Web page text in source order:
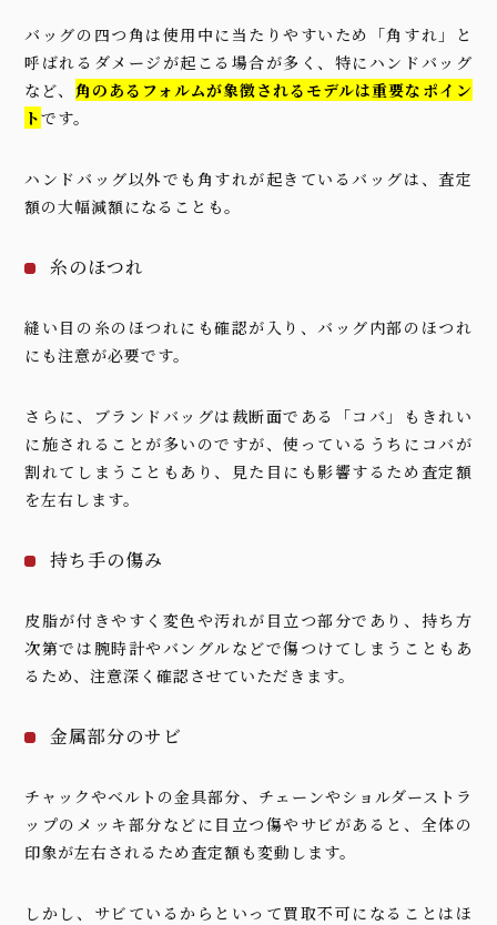
バッグの四つ角は使用中に当たりやすいため「角すれ」と
呼ばれるダメージが起こる場合が多く、特にハンドバッグ
など、 角のあるフォルムが象徴されるモデルは重要なポイン
トです。
ハンドバッグ以外でも角すれが起きているバッグは、査定
額の大幅減額になることも。
糸のほつれ
縫い目の糸のほつれにも確認が入り、バッグ内部のほつれ
にも注意が必要です。
さらに、ブランドバッグは裁断面である「コバ」もきれい
に施されることが多いのですが、使っているうちにコバが
割れてしまうこともあり、見た目にも影響するため査定額
を左右します。
持ち手の傷み
皮脂が付きやすく変色や汚れが目立つ部分であり、持ち方
次第では腕時計やバングルなどで傷つけてしまうこともあ
るため、注意深く確認させていただきます。
金属部分のサビ
チャックやベルトの金具部分、チェーンやショルダーストラ
ップのメッキ部分などに目立つ傷やサビがあると、全体の
印象が左右されるため査定額も変動します。
しかし、サビているからといって買取不可になることはほ